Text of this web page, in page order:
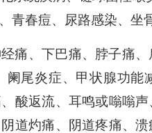
青春痘、尿路感染、坐
痛、下巴痛、脖子痛
尾炎症、甲状腺功能
酸返流、耳鸣或嗡嗡
道灼痛、阴道疼痛、溃